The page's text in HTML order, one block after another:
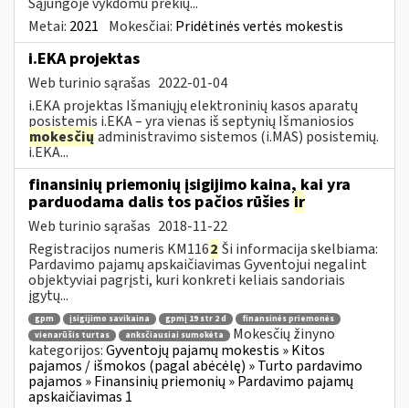
Metai: 2021 Mokesčiai: Pridėtinės vertės mokestis
i.EKA projektas
Web turinio sąrašas 2022-01-04
i.EKA projektas Išmaniųjų elektroninių kasos aparatų
posistemis i.EKA – yra vienas iš septynių Išmaniosios
mokesčių administravimo sistemos (i.MAS) posistemių.
i.EKA...
finansinių priemonių įsigijimo kaina, kai yra
parduodama dalis tos pačios rūšies ir
Web turinio sąrašas 2018-11-22
Registracijos numeris KM1162 Ši informacija skelbiama:
Pardavimo pajamų apskaičiavimas Gyventojui negalint
objektyviai pagrįsti, kuri konkreti keliais sandoriais
įgytų...
gpm įsigijimo savikaina gpmį 19 str 2 d
finansinės priemonės
vienarūšis turtas
anksčiausiai sumokėta
Mokesčių žinyno
kategorijos:Gyventojų pajamų mokestis » Kitos
pajamos / išmokos (pagal abėcėlę) » Turto pardavimo
pajamos » Finansinių priemonių » Pardavimo pajamų
apskaičiavimas 1